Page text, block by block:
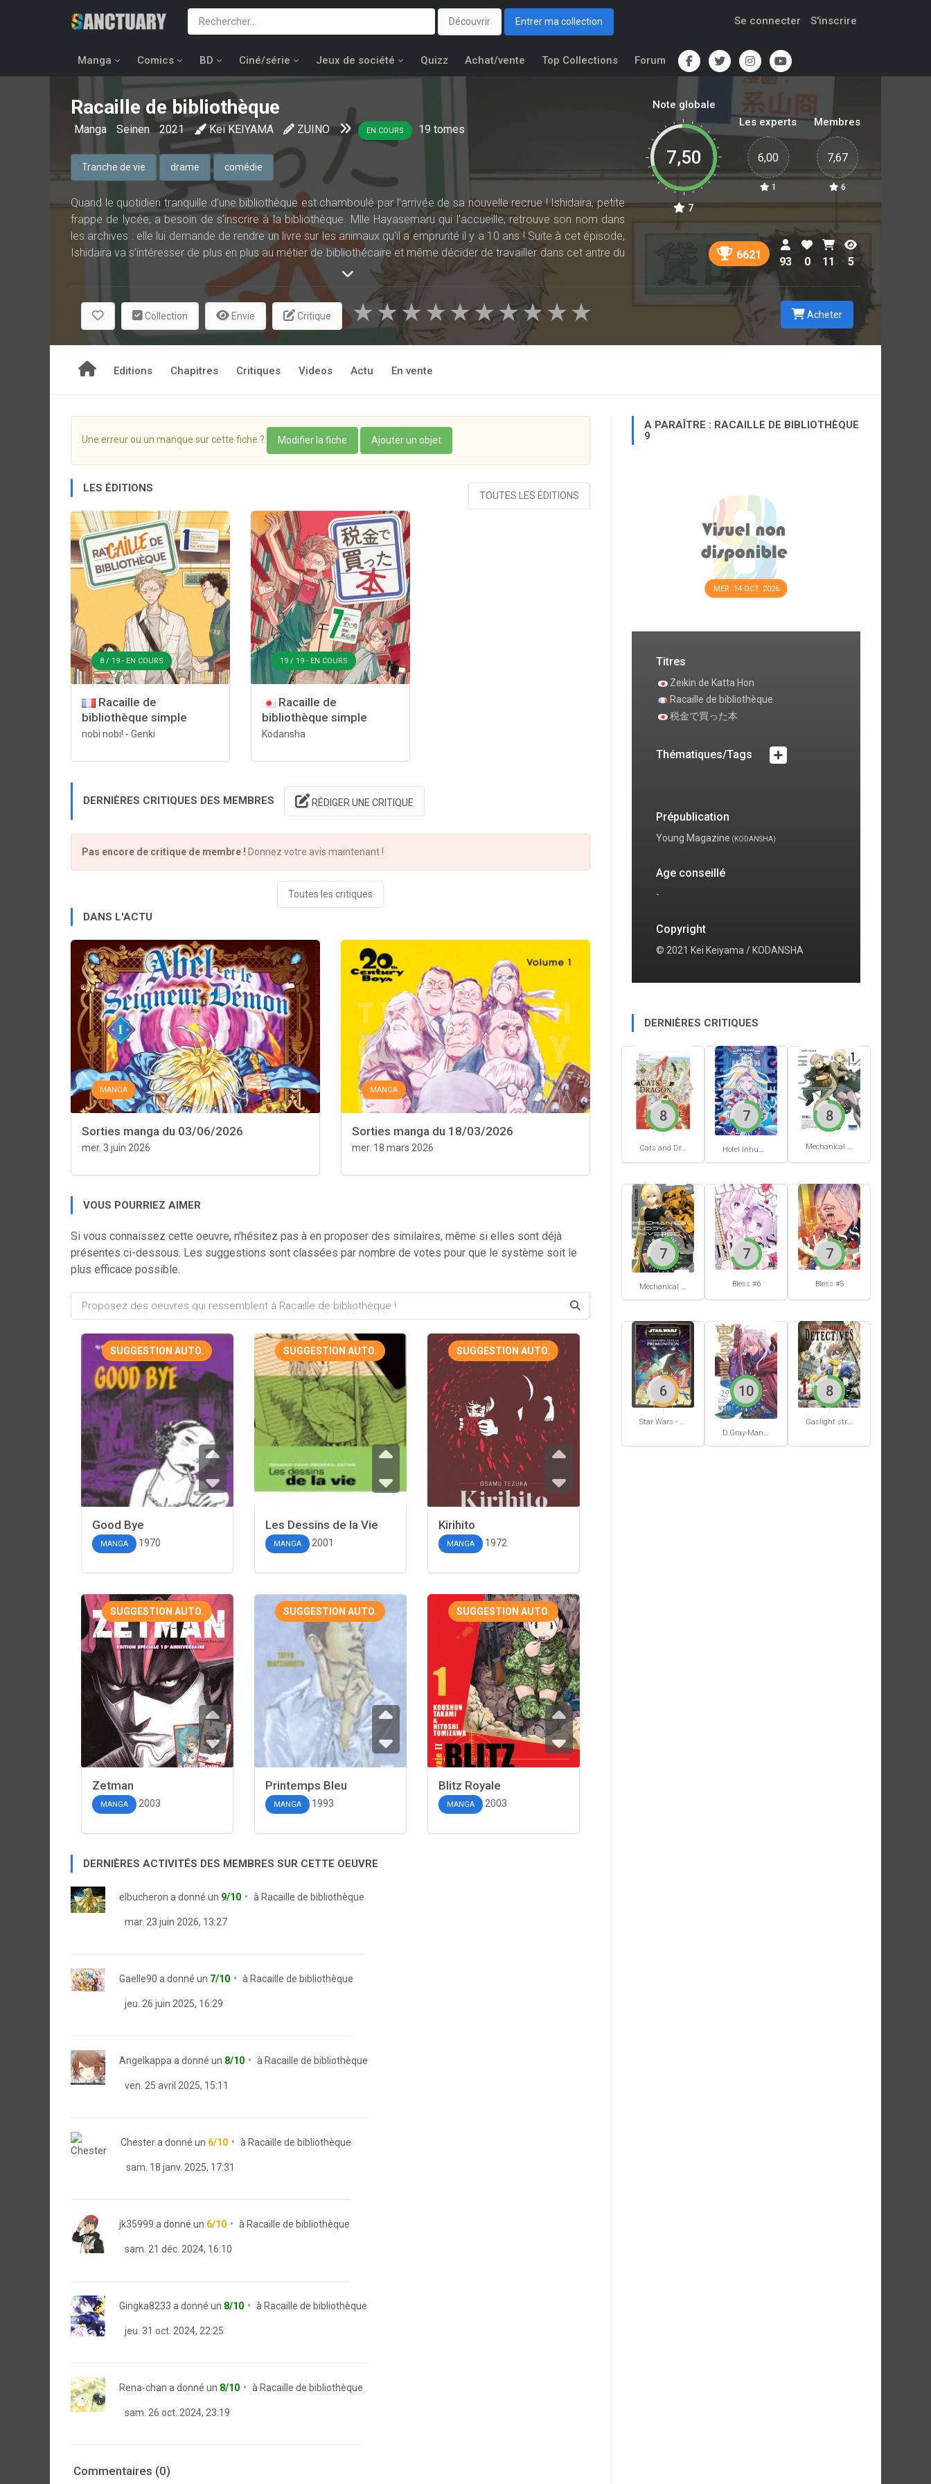
Découvrir Entrer ma collection Se connecter S'inscrire
Manga Comics BD Ciné/série Jeux de société Quizz Achat/vente Top Collections Forum
Racaille de bibliothèque
Manga Seinen 2021 Kei KEIYAMA ZUINO EN COURS 19 tomes
Tranche de vie drame comédie
Quand le quotidien tranquille d’une bibliothèque est chamboulé par l’arrivée de sa nouvelle recrue ! Ishidaira, petite
frappe de lycée, a besoin de s’inscrire à la bibliothèque. Mlle Hayasemaru qui l’accueille, retrouve son nom dans
les archives : elle lui demande de rendre un livre sur les animaux qu'il a emprunté il y a 10 ans ! Suite à cet épisode,
Ishidaira va s’intéresser de plus en plus au métier de bibliothécaire et même décider de travailler dans cet antre du
savoir, fréquenté par des personnages hauts en couleur, passionnés par les livres… peut-être comme lui, en fait ?
Il n’est jamais trop tard pour se découvrir une passion pour les livres !
Note globale
7,50
7
Les experts
6,00
1
Membres
7,67
6
6621
93 0 11 5
Collection Envie Critique ★
★
★
★
★
★
★
★
★
★ Acheter
Editions Chapitres Critiques Videos Actu En vente
Une erreur ou un manque sur cette fiche ? Modifier la fiche Ajouter un objet
LES ÉDITIONS
TOUTES LES ÉDITIONS
8 / 19 - EN COURS
Racaille de
bibliothèque simple
nobi nobi! - Genki
19 / 19 - EN COURS
Racaille de
bibliothèque simple
Kodansha
DERNIÈRES CRITIQUES DES MEMBRES RÉDIGER UNE CRITIQUE
Pas encore de critique de membre ! Donnez votre avis maintenant !
Toutes les critiques
DANS L'ACTU
MANGA
Sorties manga du 03/06/2026
mer. 3 juin 2026
MANGA
Sorties manga du 18/03/2026
mer. 18 mars 2026
VOUS POURRIEZ AIMER
Si vous connaissez cette oeuvre, n'hésitez pas à en proposer des similaires, même si elles sont déjà
présentes ci-dessous. Les suggestions sont classées par nombre de votes pour que le système soit le
plus efficace possible.
SUGGESTION AUTO.
Good Bye
MANGA 1970
SUGGESTION AUTO.
Les Dessins de la Vie
MANGA 2001
SUGGESTION AUTO.
Kirihito
MANGA 1972
SUGGESTION AUTO.
Zetman
MANGA 2003
SUGGESTION AUTO.
Printemps Bleu
MANGA 1993
SUGGESTION AUTO.
Blitz Royale
MANGA 2003
DERNIÈRES ACTIVITÉS DES MEMBRES SUR CETTE OEUVRE
elbucheron a donné un 9/10 à Racaille de bibliothèque
mar. 23 juin 2026, 13:27
Gaelle90 a donné un 7/10 à Racaille de bibliothèque
jeu. 26 juin 2025, 16:29
Angelkappa a donné un 8/10 à Racaille de bibliothèque
ven. 25 avril 2025, 15:11
Chestera donné un 6/10 à Racaille de bibliothèque
sam. 18 janv. 2025, 17:31
jk35999 a donné un 6/10 à Racaille de bibliothèque
sam. 21 déc. 2024, 16:10
Gingka8233 a donné un 8/10 à Racaille de bibliothèque
jeu. 31 oct. 2024, 22:25
Rena-chan a donné un 8/10 à Racaille de bibliothèque
sam. 26 oct. 2024, 23:19
Commentaires (0)
A PARAÎTRE : RACAILLE DE BIBLIOTHÈQUE
9
MER. 14 OCT. 2026
Titres
Zeikin de Katta Hon
Racaille de bibliothèque
税金で買った本
Thématiques/Tags
Prépublication
Young Magazine (KODANSHA)
Age conseillé
-
Copyright
© 2021 Kei Keiyama / KODANSHA
DERNIÈRES CRITIQUES
Cats and Dragon #3
8 7
Mechanical Buddy Universe #1
8
Mechanical Buddy Universe #0
7
Bless #6
7
Bless #5
7
Star Wars - La Haute République - Un équilibre fragile
6
D.Gray-Man #29
10
Gaslight stray dog detectives #1
8